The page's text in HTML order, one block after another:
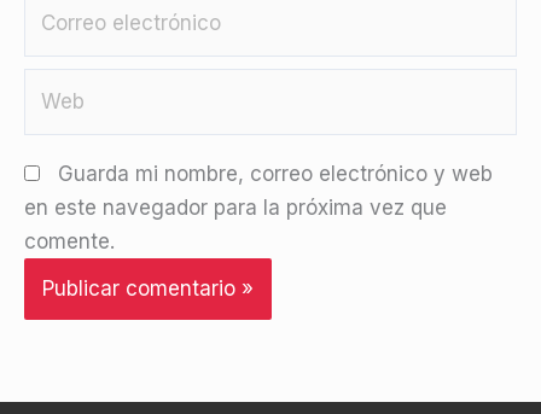
Guarda mi nombre, correo electrónico y web
en este navegador para la próxima vez que
comente.